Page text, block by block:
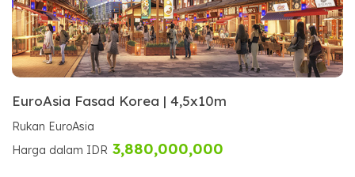
EuroAsia Fasad Korea | 4,5x10m
Rukan EuroAsia
Harga dalam IDR 3,880,000,000